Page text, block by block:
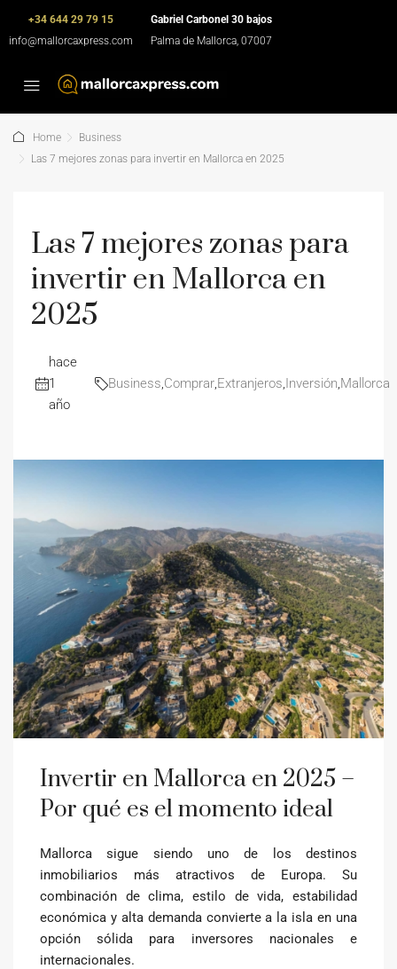
+34 644 29 79 15
info@mallorcaxpress.com
Gabriel Carbonel 30 bajos
Palma de Mallorca, 07007
Home
Business
Las 7 mejores zonas para invertir en Mallorca en 2025
Las 7 mejores zonas para
invertir en Mallorca en
2025
hace
1
año
Business,Comprar,Extranjeros,Inversión,Mallorca
Invertir en Mallorca en 2025 –
Por qué es el momento ideal
Mallorca sigue siendo uno de los destinos
inmobiliarios más atractivos de Europa. Su
combinación de clima, estilo de vida, estabilidad
económica y alta demanda convierte a la isla en una
opción sólida para inversores nacionales e
internacionales.